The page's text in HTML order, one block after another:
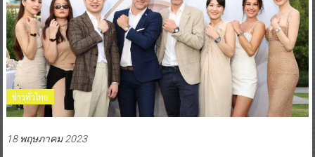
ข่าวทั่วไทย
18 พฤษภาคม 2023